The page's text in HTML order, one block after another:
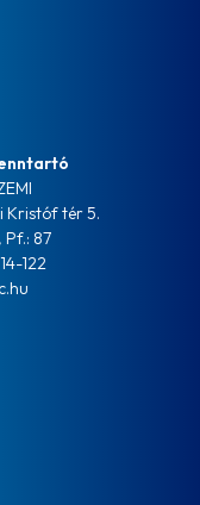
Kristóf tér 5.
Pf.: 87
122